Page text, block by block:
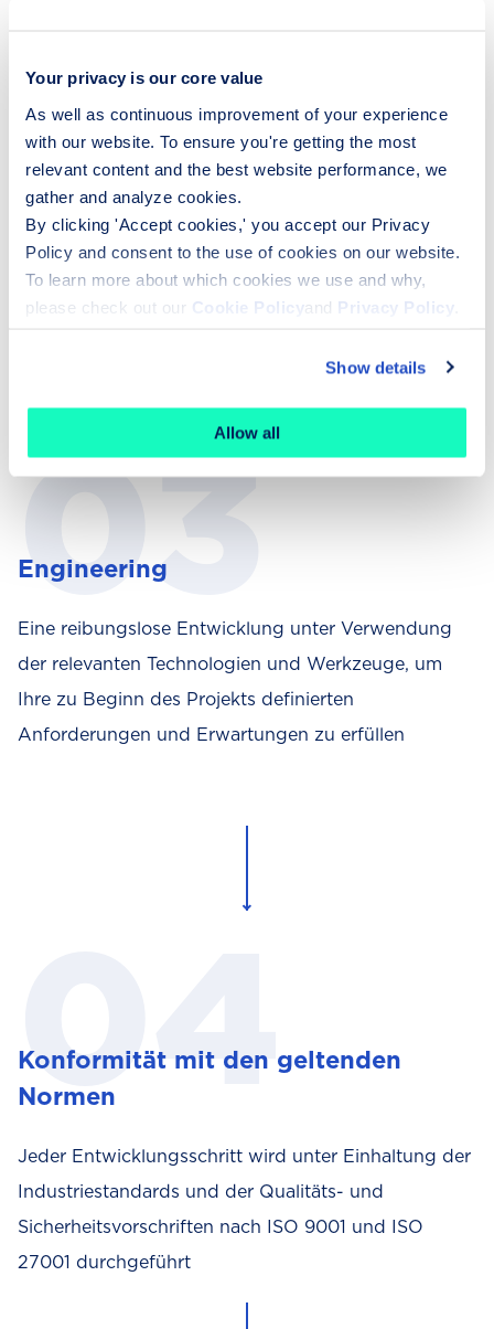
Your privacy is our core value
As well as continuous improvement of your experience
with our website. To ensure you're getting the most
relevant content and the best website performance, we
gather and analyze cookies.
By clicking 'Accept cookies,' you accept our Privacy
Policy and consent to the use of cookies on our website.
To learn more about which cookies we use and why,
please check out our Cookie Policyand Privacy Policy
Show details
Allow all
UI/UX
Erschaffung einer an die Bedürfnisse der Endnutzer
angepassten Benutzeroberfläche (UI/UX), Erstellung
von Design-Wireframes und Prüfung ihrer
Engineering
Eine reibungslose Entwicklung unter Verwendung
der relevanten Technologien und Werkzeuge, um
Ihre zu Beginn des Projekts definierten
Anforderungen und Erwartungen zu erfüllen
Konformität mit den geltenden
Normen
Jeder Entwicklungsschritt wird unter Einhaltung der
Industriestandards und der Qualitäts- und
Sicherheitsvorschriften nach ISO 9001 und ISO
27001 durchgeführt